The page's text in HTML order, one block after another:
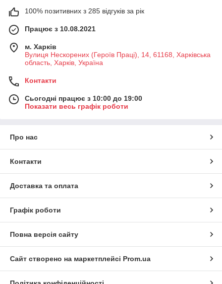
100% позитивних з 285 відгуків за рік
Працює з 10.08.2021
м. Харків
Вулиця Нескорених (Героїв Праці), 14, 61168, Харківська
область, Харків, Україна
Контакти
Сьогодні працює з 10:00 до 19:00
Показати весь графік роботи
Про нас
Контакти
Доставка та оплата
Графік роботи
Повна версія сайту
Сайт створено на маркетплейсі Prom.ua